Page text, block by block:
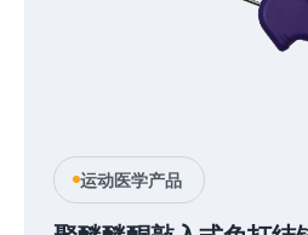
运动医学产品